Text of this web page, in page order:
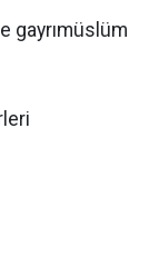
gayrımüslüm